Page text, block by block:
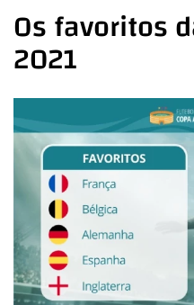
Os favoritos
2021